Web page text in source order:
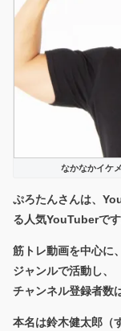
なかなかイケ
ぷろたんさんは、
る人気YouTuberです
筋トレ動画を中心に
ジャンルで活動し、
チャンネル登録者数
本名は鈴木健太郎（